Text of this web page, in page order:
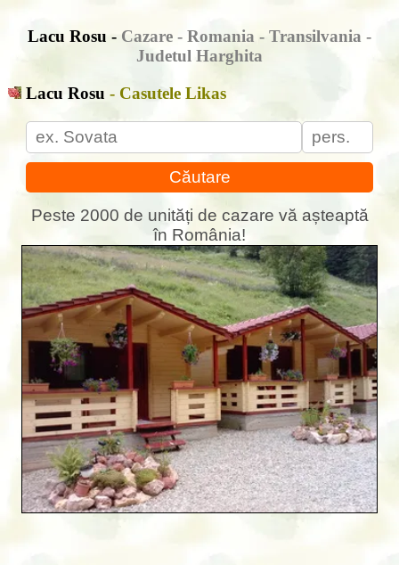
Lacu Rosu - Cazare - Romania - Transilvania -
Judetul Harghita
Lacu Rosu - Casutele Likas
Căutare
Peste 2000 de unități de cazare vă așteaptă
în România!